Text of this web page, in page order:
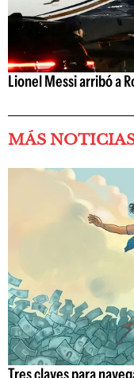
Lionel Messi arribó a
MÁS